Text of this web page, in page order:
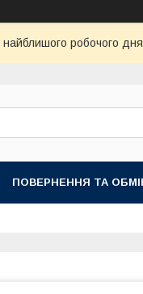
найблишого робочого
ПОВЕРНЕННЯ ТА